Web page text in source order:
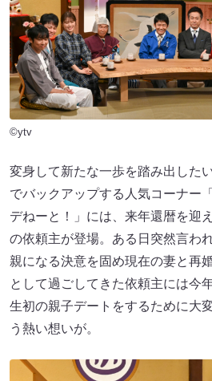
©ytv
変身して新たな一歩を踏み出した
でバックアップする人気コーナー
デねーと！」には、来年還暦を迎
の依頼主が登場。ある日突然言わ
親になる決意を固め現在の妻と再
として過ごしてきた依頼主には今
生初の親子デートをするために大
う熱い想いが。